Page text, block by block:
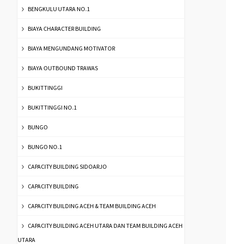
BENGKULU UTARA NO.1
BIAYA CHARACTER BUILDING
BIAYA MENGUNDANG MOTIVATOR
BIAYA OUTBOUND TRAWAS
BUKITTINGGI
BUKITTINGGI NO.1
BUNGO
BUNGO NO.1
CAPACITY BUILDING SIDOARJO
CAPACITY BUILDING
CAPACITY BUILDING ACEH & TEAM BUILDING ACEH
CAPACITY BUILDING ACEH UTARA DAN TEAM BUILDING ACEH
UTARA